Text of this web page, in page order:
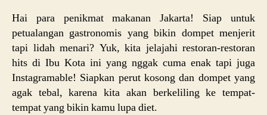
Hai para penikmat makanan Jakarta! Siap untuk
petualangan gastronomis yang bikin dompet menjerit
tapi lidah menari? Yuk, kita jelajahi restoran-restoran
hits di Ibu Kota ini yang nggak cuma enak tapi juga
Instagramable! Siapkan perut kosong dan dompet yang
agak tebal, karena kita akan berkeliling ke tempat-
tempat yang bikin kamu lupa diet.